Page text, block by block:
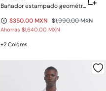
Bañador estampado geométrico
$350.00 MXN $1,990.00 MXN
Ahorras $1,640.00 MXN
+2 Colores